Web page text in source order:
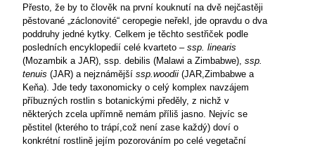
Přesto, že by to člověk na první kouknutí na dvě nejčastěji
pěstované „záclonovité“ ceropegie neřekl, jde opravdu o dva
poddruhy jedné kytky. Celkem je těchto sestřiček podle
posledních encyklopedií celé kvarteto –ssp. linearis
(Mozambik a JAR), ssp. debilis (Malawi a Zimbabwe), ssp.
tenuis (JAR) a nejznámější ssp.woodii (JAR,Zimbabwe a
Keňa). Jde tedy taxonomicky o celý komplex navzájem
příbuzných rostlin s botanickými předěly, z nichž v
některých zcela upřímně nemám příliš jasno. Nejvíc se
pěstitel (kterého to trápí,což není zase každý) doví o
konkrétní rostlině jejím pozorováním po celé vegetační